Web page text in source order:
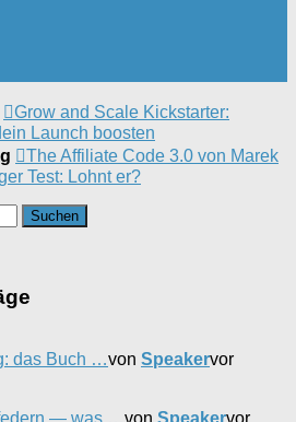
Grow and Scale Kickstarter:
Launch boosten
The Affiliate Code 3.0 von Marek
Test: Lohnt er?
das Buch …von Speakervor
— was …von Speakervor